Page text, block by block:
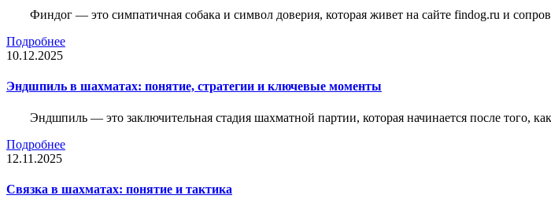
Финдог — это симпатичная собака и символ доверия, которая живет на сайте findog.ru и
Подробнее
10.12.2025
Эндшпиль в шахматах: понятие, стратегии и ключевые моменты
Эндшпиль — это заключительная стадия шахматной партии, которая начинается после того,
Подробнее
12.11.2025
Связка в шахматах: понятие и тактика